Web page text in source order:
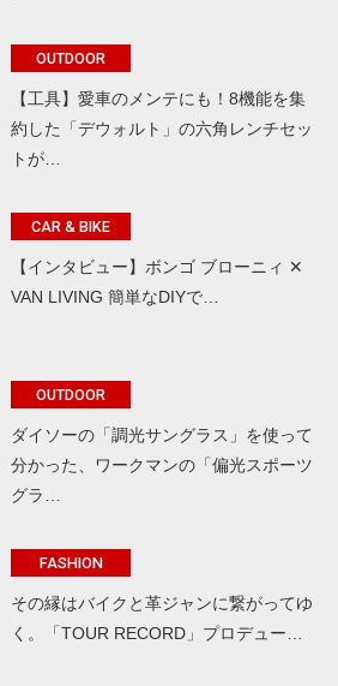
OUTDOOR
【工具】愛車のメンテにも！8機能を集
約した「デウォルト」の六角レンチセッ
トが…
CAR & BIKE
【インタビュー】ボンゴ ブローニィ ✕
VAN LIVING 簡単なDIYで…
OUTDOOR
ダイソーの「調光サングラス」を使って
分かった、ワークマンの「偏光スポーツ
グラ…
FASHION
その縁はバイクと革ジャンに繋がってゆ
く。「TOUR RECORD」プロデュー…